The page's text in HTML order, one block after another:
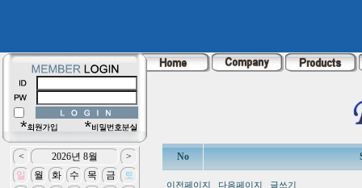
No
이전페이지 다음페이지 글쓰기